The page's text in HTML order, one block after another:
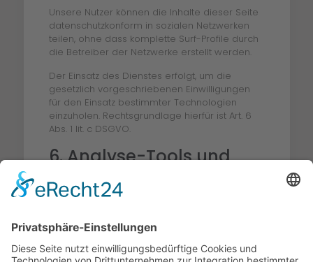
Unsere Nutzer können die Inhalte dieser Seite
datenschutzkonform in sozialen Netzwerken
teilen, ohne dass komplette Surf-Profile durch
die Betreiber der Netzwerke erstellt werden.
Der Einsatz des Dienstes erfolgt, um die
gesetzlich vorgeschriebenen Einwilligungen
für den Einsatz bestimmter Technologien
einzuholen. Rechtsgrundlage hierfür ist Art. 6
Abs. 1 lit. c DSGVO.
6. Analyse-Tools und
Werbung
Diese Website benutzt den Open Source
Webanalysedienst Matomo.